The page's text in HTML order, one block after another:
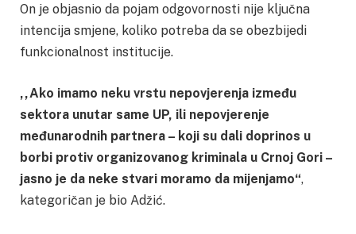
On je objasnio da pojam odgovornosti nije ključna
intencija smjene, koliko potreba da se obezbijedi
funkcionalnost institucije.
,,Ako imamo neku vrstu nepovjerenja između
sektora unutar same UP, ili nepovjerenje
međunarodnih partnera – koji su dali doprinos u
borbi protiv organizovanog kriminala u Crnoj Gori –
jasno je da neke stvari moramo da mijenjamo“,
kategoričan je bio Adžić.